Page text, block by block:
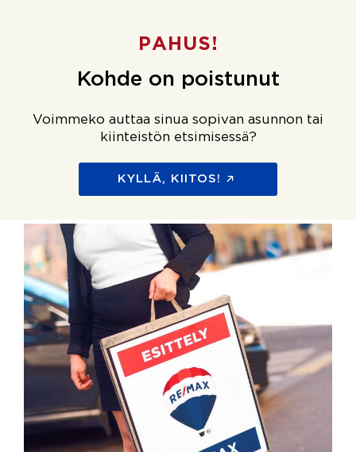
PAHUS!
Kohde on poistunut
Voimmeko auttaa sinua sopivan asunnon tai
kiinteistön etsimisessä?
KYLLÄ, KIITOS!